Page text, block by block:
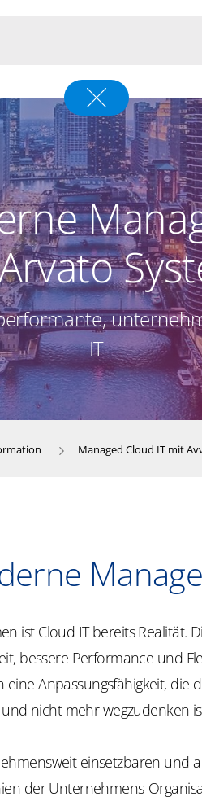
IT
Managed Cloud IT mit
ist Cloud IT bereits Realität.
bessere Performance und
Anpassungsfähigkeit, die
nicht mehr wegzudenken
einsetzbaren und
der Unternehmens-